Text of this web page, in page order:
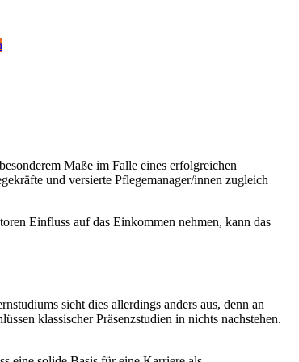
Maße im Falle eines erfolgreichen
und versierte Pflegemanager/innen zugleich
Einfluss auf das Einkommen nehmen, kann das
sieht dies allerdings anders aus, denn an
klassischer Präsenzstudien in nichts nachstehen.